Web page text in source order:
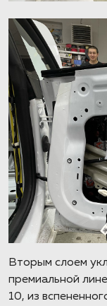
Вторым слоем
премиальной
10, из